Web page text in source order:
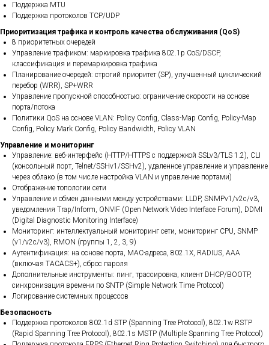
Поддержка MTU
Поддержка протоколов TCP/UDP
Приоритизация трафика и контроль качества обслуживания (QoS)
8 приоритетных очередей
Управление трафиком: маркировка трафика 802.1p CoS/DSCP,
классификация и перемаркировка трафика
Планирование очередей: строгий приоритет (SP), улучшенный циклический
перебор (WRR), SP+WRR
Управление пропускной способностью: ограничение скорости на основе
порта/потока
Политики QoS на основе VLAN: Policy Config, Class-Map Config, Policy-Map
Config, Policy Mark Config, Policy Bandwidth, Policy VLAN
Управление и мониторинг
Управление: веб-интерфейс (HTTP/HTTPS с поддержкой SSLv3/TLS 1.2), CLI
(консольный порт, Telnet/SSHv1/SSHv2), удаленное управление и управление
через облако (в том числе настройка VLAN и управление портами)
Отображение топологии сети
Управление и обмен данными между устройствами: LLDP, SNMPv1/v2c/v3,
уведомления Trap/Inform, ONVIF (Open Network Video Interface Forum), DDMI
(Digital Diagnostic Monitoring Interface)
Мониторинг: интеллектуальный мониторинг сети, мониторинг CPU, SNMP
(v1/v2c/v3), RMON (группы 1, 2, 3, 9)
Аутентификация: на основе порта, MAC-адреса, 802.1X, RADIUS, AAA
(включая TACACS+), сброс пароля
Дополнительные инструменты: пинг, трассировка, клиент DHCP/BOOTP,
синхронизация времени по SNTP (Simple Network Time Protocol)
Логирование системных процессов
Безопасность
Поддержка протоколов 802.1d STP (Spanning Tree Protocol), 802.1w RSTP
(Rapid Spanning Tree Protocol), 802.1s MSTP (Multiple Spanning Tree Protocol)